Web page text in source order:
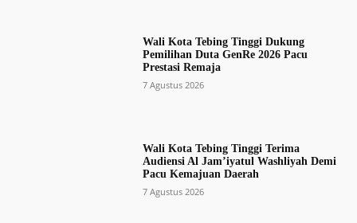
Wali Kota Tebing Tinggi Dukung
Pemilihan Duta GenRe 2026 Pacu
Prestasi Remaja
7 Agustus 2026
Wali Kota Tebing Tinggi Terima
Audiensi Al Jam’iyatul Washliyah Demi
Pacu Kemajuan Daerah
7 Agustus 2026